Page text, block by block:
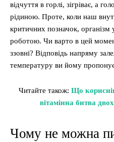
відчуття в горлі, зігріває, а
рідиною. Проте, коли наш
критичних позначок,
роботою. Чи варто в цей
ззовні? Відповідь напряму
температуру ви йому
Читайте також: Що
вітамінна битва
Чому не можна